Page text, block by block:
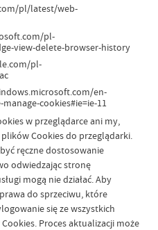
pl/latest/web-
pl-
view-delete-browser-history
pl-
en-
cookies#ie=ie-11
w przeglądarce ani my,
Cookies do przeglądarki.
ręczne dostosowanie
odwiedzając stronę
mogą nie działać. Aby
do sprzeciwu, które
się ze wszystkich
Proces aktualizacji może